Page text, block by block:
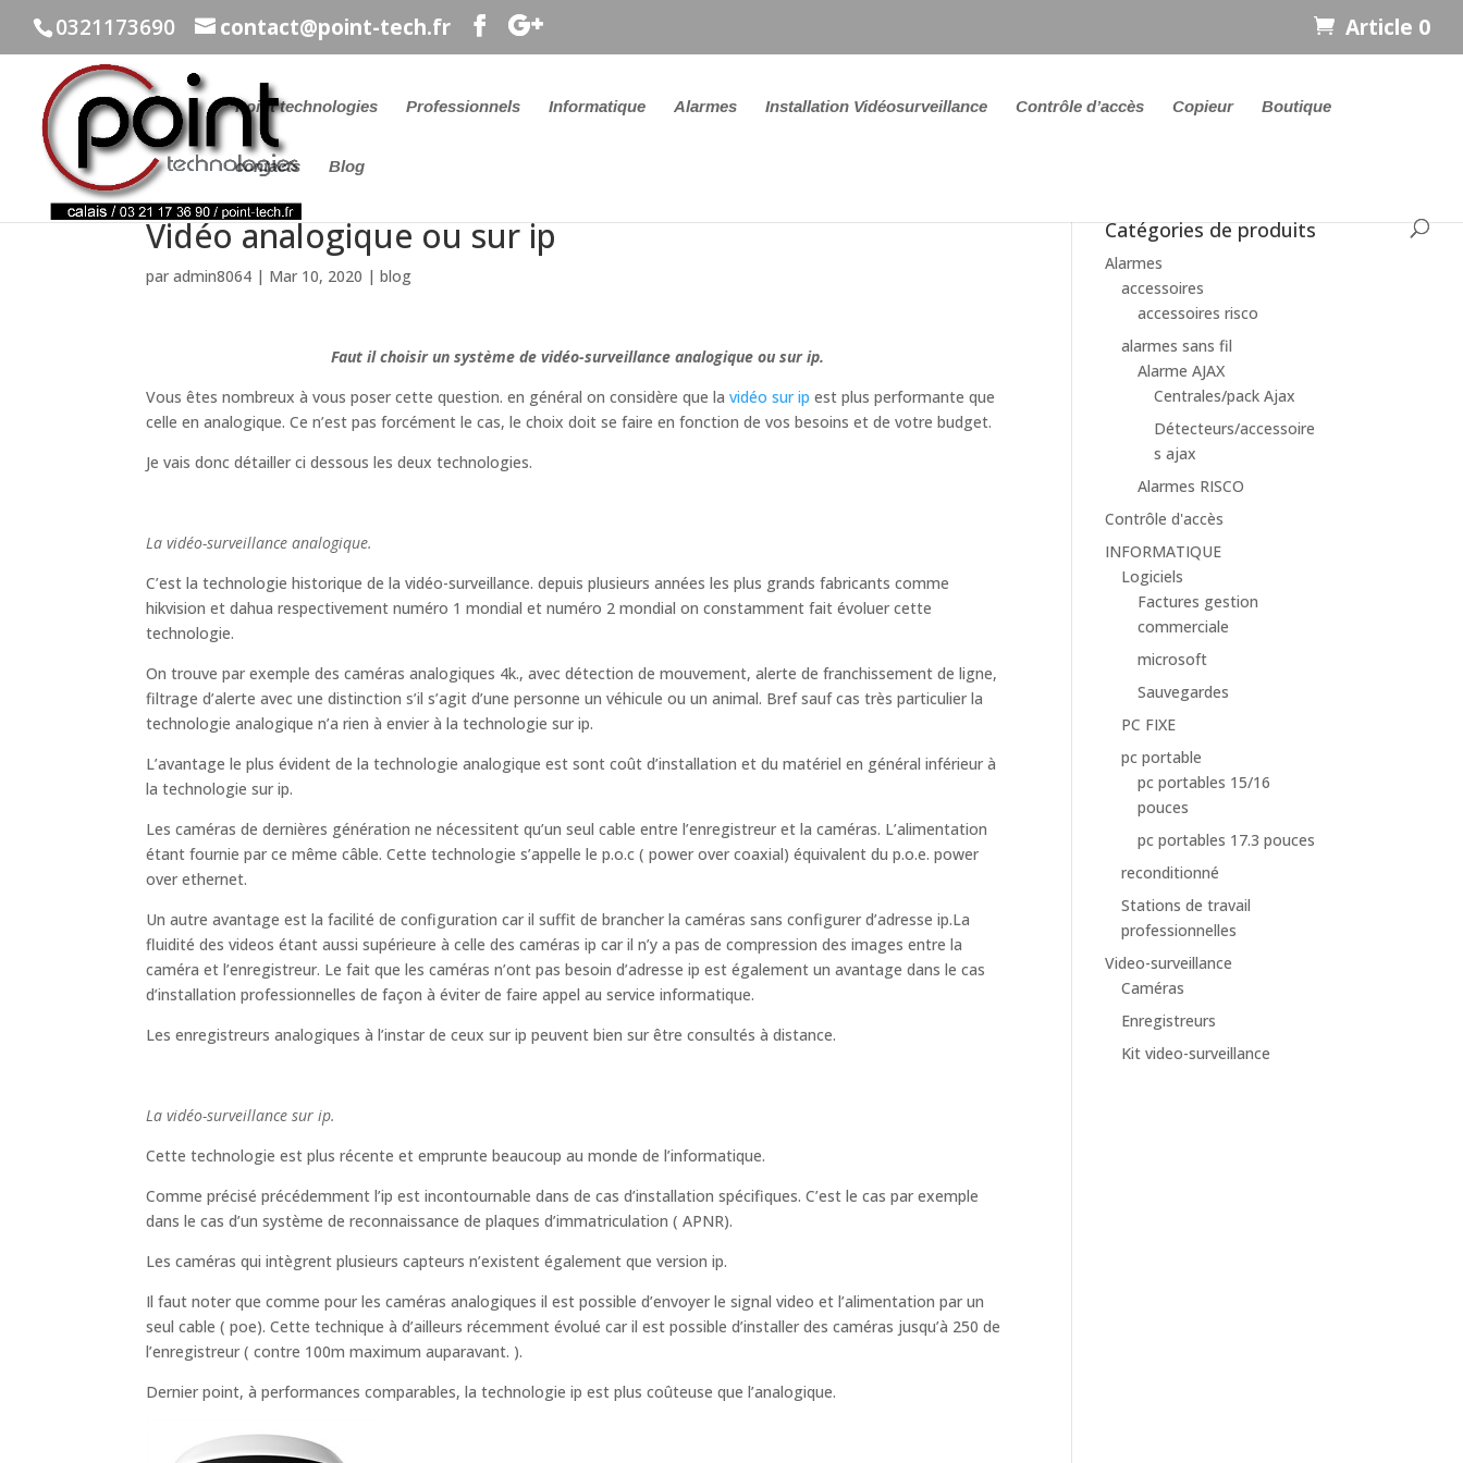
0321173690 contact@point-tech.fr Article 0
Point technologies Professionnels Informatique Alarmes Installation Vidéosurveillance Contrôle d’accès Copieur Boutique
contacts Blog
Vidéo analogique ou sur ip
paradmin8064 | Mar 10, 2020 |blog
Faut il choisir un système de vidéo-surveillance analogique ou sur ip.
Vous êtes nombreux à vous poser cette question. en général on considère que lavidéo sur ip est plus performante que
celle en analogique. Ce n’est pas forcément le cas, le choix doit se faire en fonction de vos besoins et de votre budget.
Je vais donc détailler ci dessous les deux technologies.
La vidéo-surveillance analogique.
C’est la technologie historique de la vidéo-surveillance. depuis plusieurs années les plus grands fabricants comme
hikvision et dahua respectivement numéro 1 mondial et numéro 2 mondial on constamment fait évoluer cette
technologie.
On trouve par exemple des caméras analogiques 4k., avec détection de mouvement, alerte de franchissement de ligne,
filtrage d’alerte avec une distinction s’il s’agit d’une personne un véhicule ou un animal. Bref sauf cas très particulier la
technologie analogique n’a rien à envier à la technologie sur ip.
L’avantage le plus évident de la technologie analogique est sont coût d’installation et du matériel en général inférieur à
la technologie sur ip.
Les caméras de dernières génération ne nécessitent qu’un seul cable entre l’enregistreur et la caméras. L’alimentation
étant fournie par ce même câble. Cette technologie s’appelle le p.o.c ( power over coaxial) équivalent du p.o.e. power
over ethernet.
Un autre avantage est la facilité de configuration car il suffit de brancher la caméras sans configurer d’adresse ip.La
fluidité des videos étant aussi supérieure à celle des caméras ip car il n’y a pas de compression des images entre la
caméra et l’enregistreur. Le fait que les caméras n’ont pas besoin d’adresse ip est également un avantage dans le cas
d’installation professionnelles de façon à éviter de faire appel au service informatique.
Les enregistreurs analogiques à l’instar de ceux sur ip peuvent bien sur être consultés à distance.
La vidéo-surveillance sur ip.
Cette technologie est plus récente et emprunte beaucoup au monde de l’informatique.
Comme précisé précédemment l’ip est incontournable dans de cas d’installation spécifiques. C’est le cas par exemple
dans le cas d’un système de reconnaissance de plaques d’immatriculation ( APNR).
Les caméras qui intègrent plusieurs capteurs n’existent également que version ip.
Il faut noter que comme pour les caméras analogiques il est possible d’envoyer le signal video et l’alimentation par un
seul cable ( poe). Cette technique à d’ailleurs récemment évolué car il est possible d’installer des caméras jusqu’à 250 de
l’enregistreur ( contre 100m maximum auparavant. ).
Dernier point, à performances comparables, la technologie ip est plus coûteuse que l’analogique.
Catégories de produits
Alarmes
accessoires
accessoires risco
alarmes sans fil
Alarme AJAX
Centrales/pack Ajax
Détecteurs/accessoire
s ajax
Alarmes RISCO
Contrôle d'accès
INFORMATIQUE
Logiciels
Factures gestion
commerciale
microsoft
Sauvegardes
PC FIXE
pc portable
pc portables 15/16
pouces
pc portables 17.3 pouces
reconditionné
Stations de travail
professionnelles
Video-surveillance
Caméras
Enregistreurs
Kit video-surveillance